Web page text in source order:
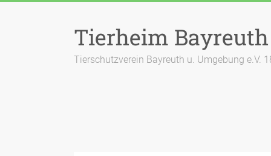
Tierheim Bayreuth
Tierschutzverein Bayreuth u. Umgebung e.V.